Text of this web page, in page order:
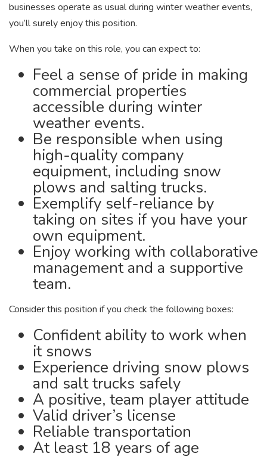
businesses operate as usual during winter weather events,
you’ll surely enjoy this position.
When you take on this role, you can expect to:
Feel a sense of pride in making
commercial properties
accessible during winter
weather events.
Be responsible when using
high-quality company
equipment, including snow
plows and salting trucks.
Exemplify self-reliance by
taking on sites if you have your
own equipment.
Enjoy working with collaborative
management and a supportive
team.
Consider this position if you check the following boxes:
Confident ability to work when
it snows
Experience driving snow plows
and salt trucks safely
A positive, team player attitude
Valid driver’s license
Reliable transportation
At least 18 years of age